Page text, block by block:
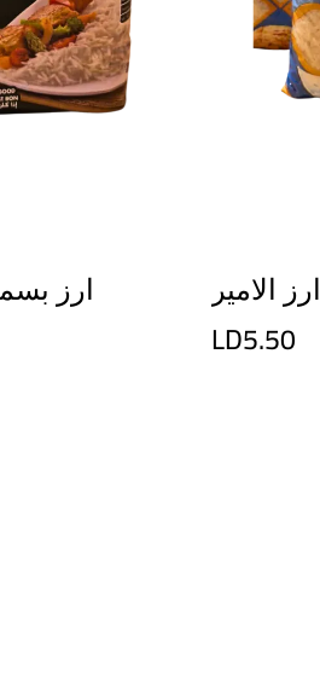
ارز ارز الامير
LD5.50